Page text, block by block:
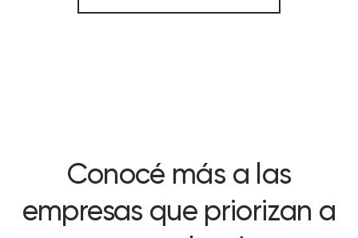
Conocé más a las
empresas que priorizan a